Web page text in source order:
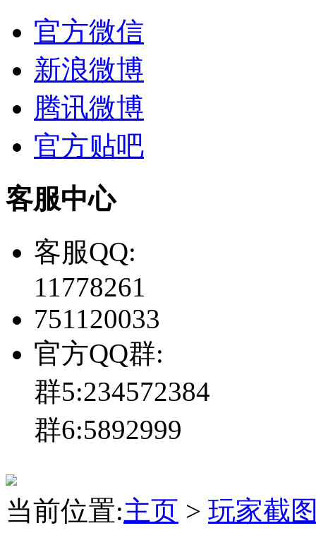
官方微信
新浪微博
腾讯微博
官方贴吧
客服中心
客服QQ:
11778261
751120033
官方QQ群:
群5:234572384
群6:5892999
当前位置:主页 > 玩家截